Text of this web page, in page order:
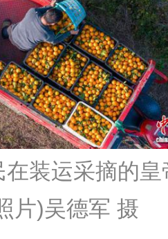
在装运采摘的皇
片)吴德军 摄